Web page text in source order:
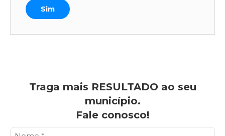
Sim
Traga mais RESULTADO ao seu
município.
Fale conosco!